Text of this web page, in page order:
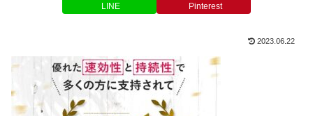
LINE Pinterest
2023.06.22